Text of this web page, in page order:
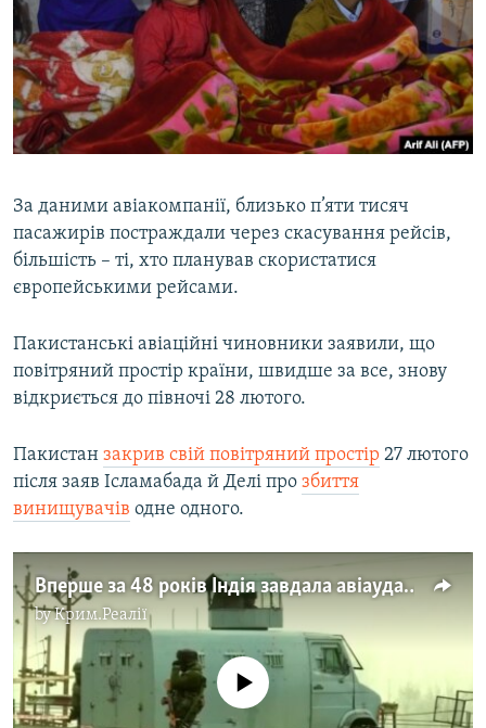
За даними авіакомпанії, близько п’яти тисяч
пасажирів постраждали через скасування рейсів,
більшість – ті, хто планував скористатися
європейськими рейсами.
Пакистанські авіаційні чиновники заявили, що
повітряний простір країни, швидше за все, знову
відкриється до півночі 28 лютого.
Пакистан закрив свій повітряний простір 27 лютого
після заяв Ісламабада й Делі про збиття
винищувачів одне одного.
Вперше за 48 років Індія завдала авіаудару по Пакистану – відео
byКрим.Реалії
No media source currently available